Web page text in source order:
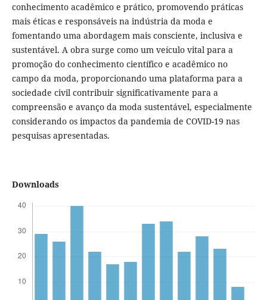
conhecimento acadêmico e prático, promovendo práticas
mais éticas e responsáveis na indústria da moda e
fomentando uma abordagem mais consciente, inclusiva e
sustentável. A obra surge como um veículo vital para a
promoção do conhecimento científico e acadêmico no
campo da moda, proporcionando uma plataforma para a
sociedade civil contribuir significativamente para a
compreensão e avanço da moda sustentável, especialmente
considerando os impactos da pandemia de COVID-19 nas
pesquisas apresentadas.
Downloads